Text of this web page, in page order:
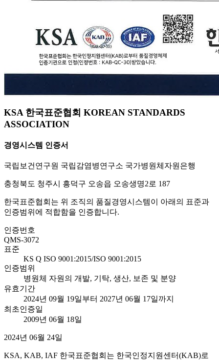
KSA 한국표준협회 KOREAN STANDARDS
ASSOCIATION
경영시스템 인증서
국립보건연구원 국립감염병연구소 국가병원체자원은행
충청북도 청주시 흥덕구 오송읍 오송생명2로 187
한국표준협회는 위 조직의 품질경영시스템이 아래의 표준과
인증범위에 적합함을 인증합니다.
인증번호
QMS-3072
표준
KS Q ISO 9001:2015/ISO 9001:2015
인증범위
병원체 자원의 개발, 기탁, 생산, 보존 및 분양
유효기간
2024년 09월 19일부터 2027년 06월 17일까지
최초인증일
2009년 06월 18일
2024년 06월 24일
KSA, KAB, IAF 한국표준협회는 한국인정지원센터(KAB)로